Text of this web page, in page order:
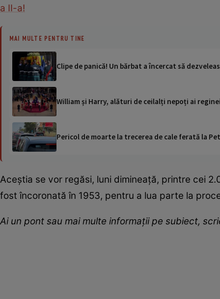
a II-a!
MAI MULTE PENTRU TINE
Clipe de panică! Un bărbat a încercat să
William și Harry, alături de ceilalți nepoți ai
Pericol de moarte la trecerea de cale ferată la
Aceştia se vor regăsi, luni dimineaţă, printre cei
fost încoronată în 1953, pentru a lua parte la
Ai un pont sau mai multe informații pe subiect,